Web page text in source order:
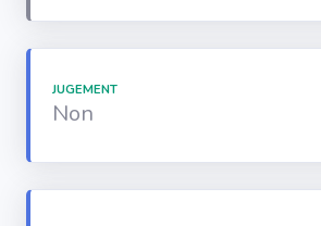
JUGEMENT
Non